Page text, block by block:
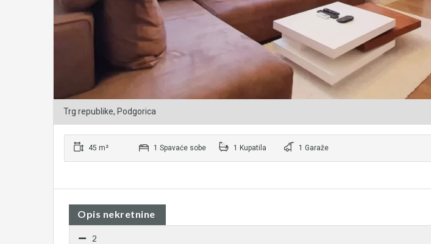
Trg republike, Podgorica
45 m² 1 Spavaće sobe 1 Kupatila 1 Garaže
Opis nekretnine
2